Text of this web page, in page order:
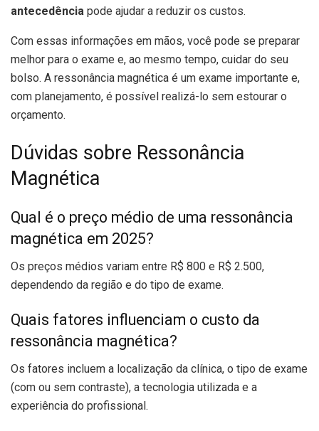
antecedência pode ajudar a reduzir os custos.
Com essas informações em mãos, você pode se preparar
melhor para o exame e, ao mesmo tempo, cuidar do seu
bolso. A ressonância magnética é um exame importante e,
com planejamento, é possível realizá-lo sem estourar o
orçamento.
Dúvidas sobre Ressonância
Magnética
Qual é o preço médio de uma ressonância
magnética em 2025?
Os preços médios variam entre R$ 800 e R$ 2.500,
dependendo da região e do tipo de exame.
Quais fatores influenciam o custo da
ressonância magnética?
Os fatores incluem a localização da clínica, o tipo de exame
(com ou sem contraste), a tecnologia utilizada e a
experiência do profissional.